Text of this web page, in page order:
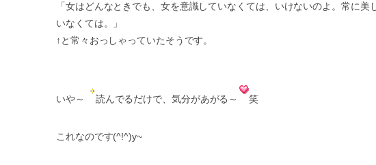
「女はどんなときでも、女を意識していなくては、いけないのよ。常に
いなくては。」
↑と常々おっしゃっていたそうです。
いや～ 読んでるだけで、気分があがる～ 笑
これなのです(^!^)y~